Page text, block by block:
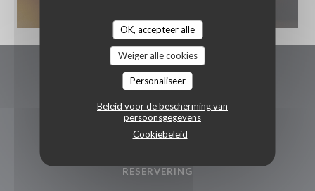
OK, accepteer alle
Weiger alle cookies
Personaliseer
Beleid voor de bescherming van
persoonsgegevens
Cookiebeleid
Anamour Restaurant Plaisir
1170 avenue de saint germain 78370 plaisir
01 30 64 10 87
RESERVERING